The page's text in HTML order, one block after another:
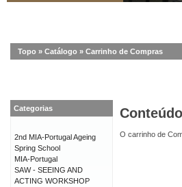
Topo » Catálogo » Carrinho de Compras
Conteúdo
O carrinho de
Categorias
2nd MIA-Portugal Ageing
Spring School
MIA-Portugal
SAW - SEEING AND
ACTING WORKSHOP